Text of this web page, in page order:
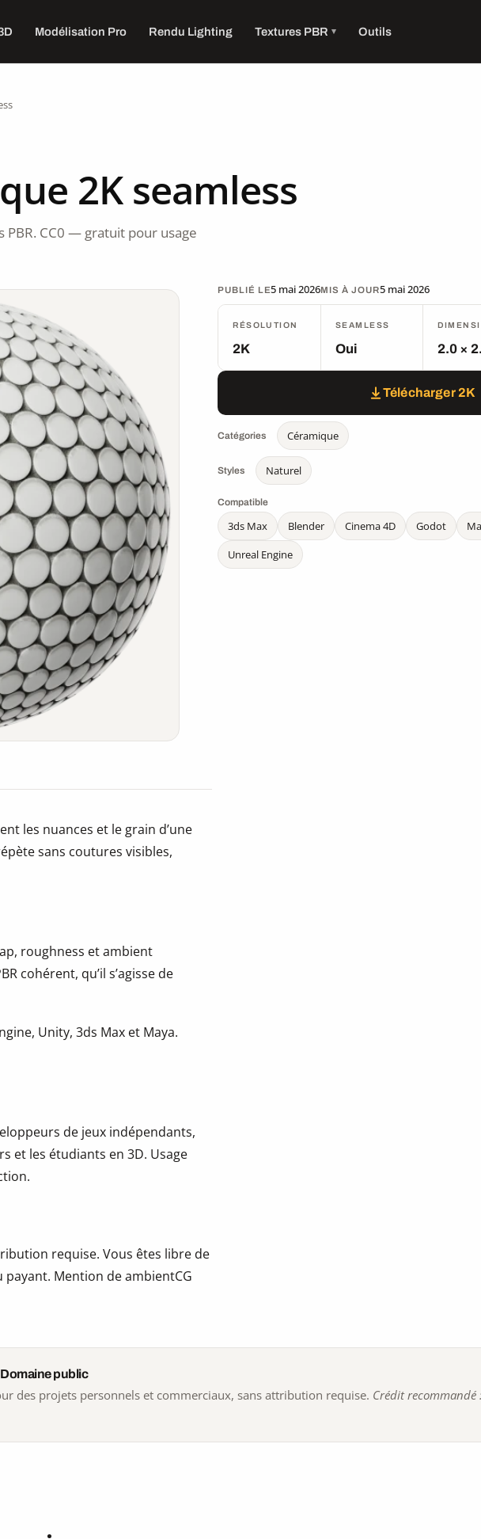
Modélisation Pro Rendu Lighting Textures PBR Outils
2K seamless
PBR. CC0 — gratuit pour usage
PUBLIÉ LE5 mai 2026MIS À JOUR5 mai 2026
RÉSOLUTION
2K
SEAMLESS
Oui 2.0 ×
Télécharger 2K
Catégories Céramique
Styles Naturel
Compatible
3ds Max Blender Cinema 4D Godot
Unreal Engine
les nuances et le grain d’une
sans coutures visibles,
roughness et ambient
cohérent, qu’il s’agisse de
Unity, 3ds Max et Maya.
de jeux indépendants,
et les étudiants en 3D. Usage
requise. Vous êtes libre de
Mention de ambientCG
public
des projets personnels et commerciaux, sans attribution requise. Crédit recommandé